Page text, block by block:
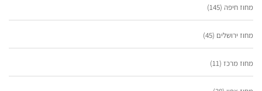
מחוז חיפה (145)
מחוז ירושלים (45)
מחוז מרכז (11)